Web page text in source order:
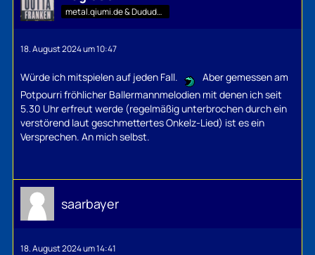
metal.qiumi.de & Dududu-Mann
18. August 2024 um 10:47
Würde ich mitspielen auf jeden Fall.
Aber gemessen am
Potpourri fröhlicher Ballermannmelodien mit denen ich seit
5.30 Uhr erfreut werde (regelmäßig unterbrochen durch ein
verstörend laut geschmettertes Onkelz-Lied) ist es ein
Versprechen. An mich selbst.
saarbayer
18. August 2024 um 14:41